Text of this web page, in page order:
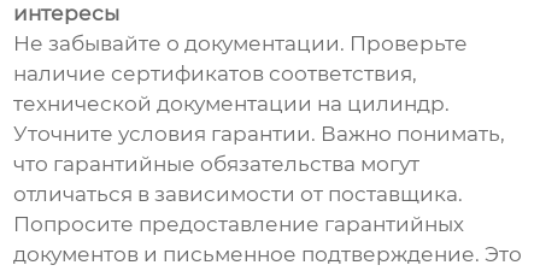
интересы
Не забывайте о документации. Проверьте
наличие сертификатов соответствия,
технической документации на цилиндр.
Уточните условия гарантии. Важно понимать,
что гарантийные обязательства могут
отличаться в зависимости от поставщика.
Попросите предоставление гарантийных
документов и письменное подтверждение. Это